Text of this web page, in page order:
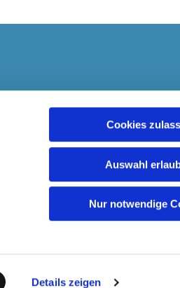
Details zeigen
Cookies
Auswahl
Nur notwendige
2002 01